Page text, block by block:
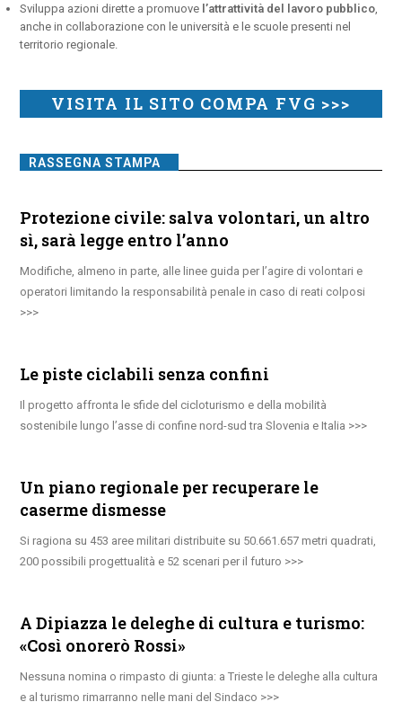
Sviluppa azioni dirette a promuove l’attrattività del lavoro pubblico,
anche in collaborazione con le università e le scuole presenti nel
territorio regionale.
VISITA IL SITO COMPA FVG >>>
RASSEGNA STAMPA
Protezione civile: salva volontari, un altro
sì, sarà legge entro l’anno
Modifiche, almeno in parte, alle linee guida per l’agire di volontari e
operatori limitando la responsabilità penale in caso di reati colposi
Le piste ciclabili senza confini
Il progetto affronta le sfide del cicloturismo e della mobilità
sostenibile lungo l’asse di confine nord-sud tra Slovenia e Italia
Un piano regionale per recuperare le
caserme dismesse
Si ragiona su 453 aree militari distribuite su 50.661.657 metri quadrati,
200 possibili progettualità e 52 scenari per il futuro
A Dipiazza le deleghe di cultura e turismo:
«Così onorerò Rossi»
Nessuna nomina o rimpasto di giunta: a Trieste le deleghe alla cultura
e al turismo rimarranno nelle mani del Sindaco